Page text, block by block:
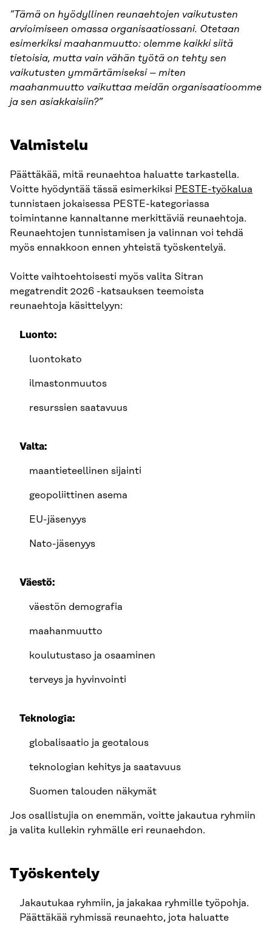
”Tämä on hyödyllinen reunaehtojen vaikutusten
arvioimiseen omassa organisaatiossani. Otetaan
esimerkiksi maahanmuutto: olemme kaikki siitä
tietoisia, mutta vain vähän työtä on tehty sen
vaikutusten ymmärtämiseksi – miten
maahanmuutto vaikuttaa meidän organisaatioomme
ja sen asiakkaisiin?”
Valmistelu
Päättäkää, mitä reunaehtoa haluatte tarkastella.
Voitte hyödyntää tässä esimerkiksi PESTE-työkalua
tunnistaen jokaisessa PESTE-kategoriassa
toimintanne kannaltanne merkittäviä reunaehtoja.
Reunaehtojen tunnistamisen ja valinnan voi tehdä
myös ennakkoon ennen yhteistä työskentelyä.
Voitte vaihtoehtoisesti myös valita Sitran
megatrendit 2026 -katsauksen teemoista
reunaehtoja käsittelyyn:
Luonto:
luontokato
ilmastonmuutos
resurssien saatavuus
Valta:
maantieteellinen sijainti
geopoliittinen asema
EU-jäsenyys
Nato-jäsenyys
Väestö:
väestön demografia
maahanmuutto
koulutustaso ja osaaminen
terveys ja hyvinvointi
Teknologia:
globalisaatio ja geotalous
teknologian kehitys ja saatavuus
Suomen talouden näkymät
Jos osallistujia on enemmän, voitte jakautua ryhmiin
ja valita kullekin ryhmälle eri reunaehdon.
Työskentely
Jakautukaa ryhmiin, ja jakakaa ryhmille työpohja.
Päättäkää ryhmissä reunaehto, jota haluatte